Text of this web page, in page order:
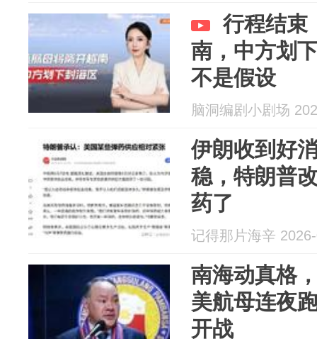
行程结束
南，中方划
不是假设
脑洞编剧小剧场
伊朗收到好
稳，特朗普
药了
记得那片海辛
南海动真格
美航母连夜
开战